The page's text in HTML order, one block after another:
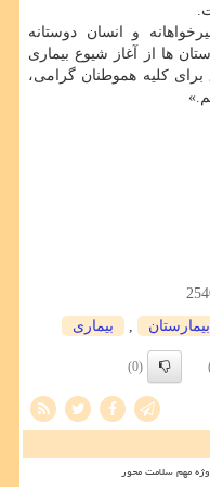
و انسان دوستانه
ها از آغاز شیوع بیماری
برای کلیه هموطنان گرامی،
بیمارستان بیماری
(0)
مهم سلامت محور